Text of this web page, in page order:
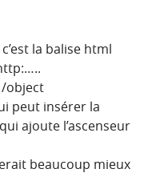
la balise html
/object
peut insérer la
ajoute l’ascenseur
beaucoup mieux